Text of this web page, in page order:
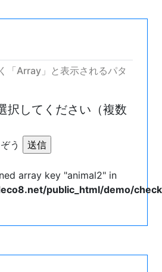
「Array」と表示されるパタ
択してください（複数
ぞう
array key "animal2" in
public_html/demo/